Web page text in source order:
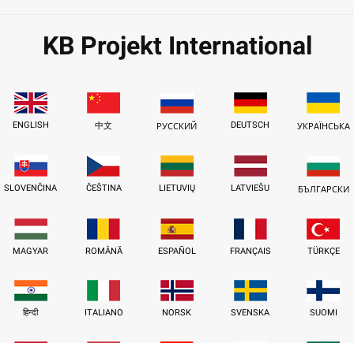
KB Projekt International
ENGLISH 中文 РУССКИЙ DEUTSCH УКРАЇНСЬКА
SLOVENČINA ČEŠTINA LIETUVIŲ LATVIEŠU БЪЛГАРСКИ
MAGYAR ROMÂNĂ ESPAÑOL FRANÇAIS TÜRKÇE
हिन्दी ITALIANO NORSK SVENSKA SUOMI